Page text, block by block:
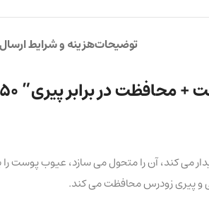
توضیحاتهزینه و شرایط ارسال
پوست را بیدار می کند، آن را متحول می
و پیری زودرس محافظت می کند.